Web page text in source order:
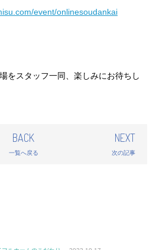
event/onlinesoudankai
をスタッフ一同、楽しみにお待ちし
BACK
一覧へ戻る
NEXT
次の記事